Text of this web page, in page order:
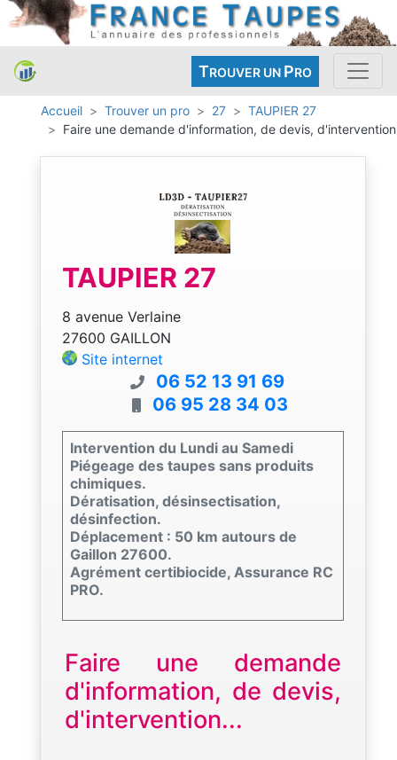
TROUVER UN PRO
Accueil Trouver un pro 27
TAUPIER 27
Faire une demande d'information, de devis, d'intervention
TAUPIER 27
8 avenue Verlaine
27600 GAILLON
Site internet
06 52 13 91 69
06 95 28 34 03
Intervention du Lundi au Samedi
Piégeage des taupes sans produits
chimiques.
Dératisation, désinsectisation,
désinfection.
Déplacement : 50 km autours de
Gaillon 27600.
Agrément certibiocide, Assurance RC
PRO.
Faire une demande
d'information, de devis,
d'intervention...